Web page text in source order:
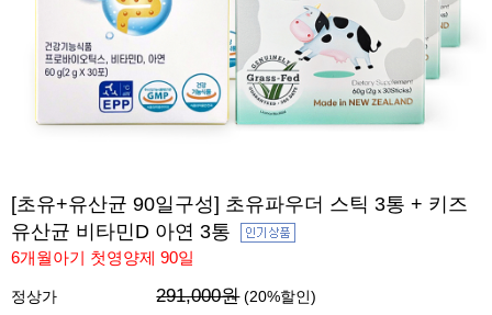
[초유+유산균 90일구성] 초유파우더 스틱 3통 + 키즈
유산균 비타민D 아연 3통
6개월아기 첫영양제 90일
정상가 291,000원 (20%할인)